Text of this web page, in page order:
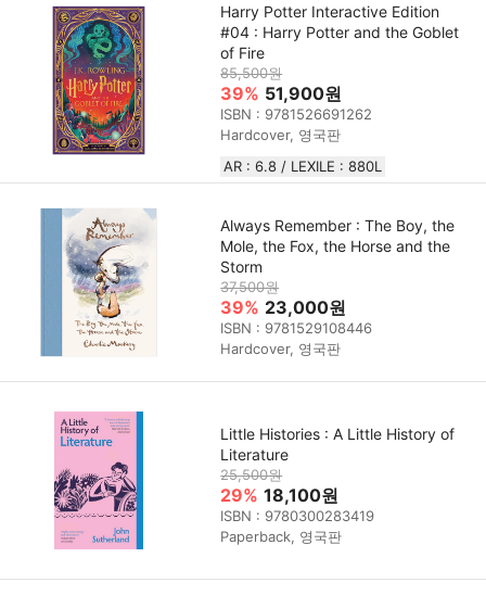
Harry Potter Interactive Edition
#04 : Harry Potter and the Goblet
of Fire
85,500원
39% 51,900원
ISBN : 9781526691262
Hardcover, 영국판
AR : 6.8 / LEXILE : 880L
Always Remember : The Boy, the
Mole, the Fox, the Horse and the
Storm
37,500원
39% 23,000원
ISBN : 9781529108446
Hardcover, 영국판
Little Histories : A Little History of
Literature
25,500원
29% 18,100원
ISBN : 9780300283419
Paperback, 영국판